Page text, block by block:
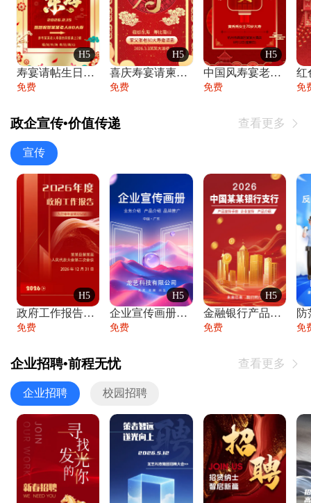
H5
寿宴请帖生日宴邀请函老人寿星生日快乐祝寿
免费
H5
喜庆寿宴请柬老人生日宴会邀请函请柬过大寿
免费
H5
中国风寿宴老人生日宴会邀请函寿宴请帖请柬
免费 免
政企宣传•价值传递 查看更多 
宣传
H5
政府工作报告政府年终工作总结
免费
H5
企业宣传画册公司简介产品介绍业务宣传手册
免费
H5
金融银行产品宣传手册企业宣传产品介绍
免费
防
免
企业招聘•前程无忧 查看更多 
企业招聘 校园招聘